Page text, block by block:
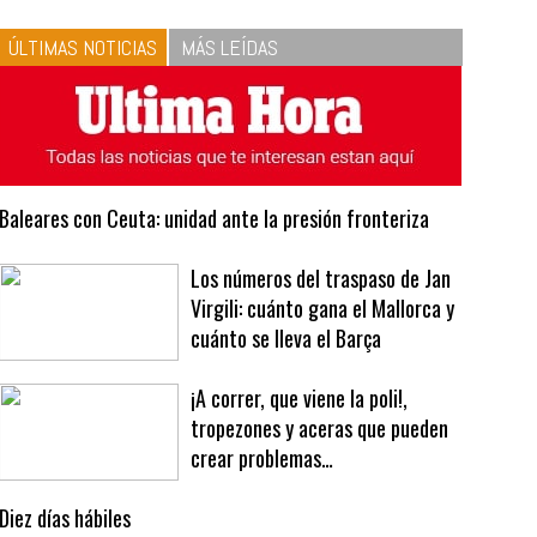
respeta las proporciones.
Recetas de vinagreta
ÚLTIMAS NOTICIAS MÁS LEÍDAS
Baleares con Ceuta: unidad ante la presión fronteriza
Virgili: cuánto gana el Mallorca y
cuánto se lleva el Barça